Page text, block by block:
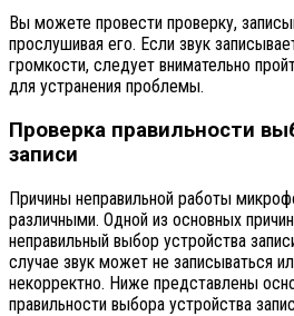
Вы можете провести проверку,
прослушивая его. Если звук
громкости, следует внимательно
для устранения проблемы.
Проверка правильности
записи
Причины неправильной работы
различными. Одной из основных
неправильный выбор устройства
случае звук может не записываться
некорректно. Ниже представлены
правильности выбора устройства